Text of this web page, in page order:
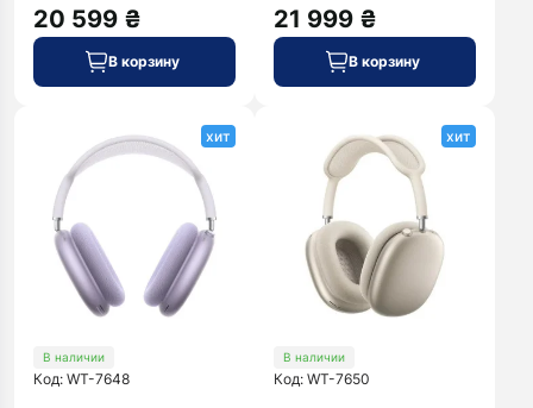
20 599 ₴
В корзину
21 999 ₴
В корзину
хит
В наличии
Код: WT-7648
хит
В наличии
Код: WT-7650